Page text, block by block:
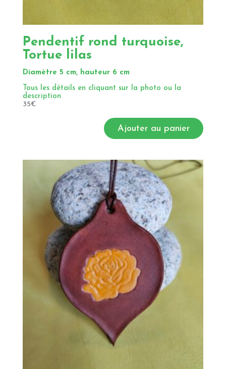
Pendentif rond turquoise,
Tortue lilas
Diamètre 5 cm, hauteur 6 cm
Tous les détails en cliquant sur la photo ou la
description
35€
Ajouter au panier